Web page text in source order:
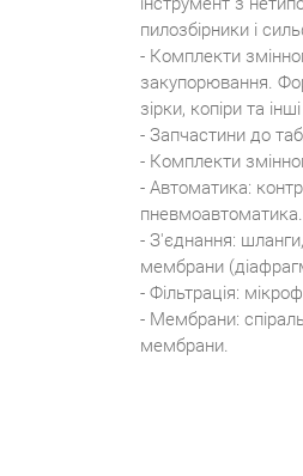
пилозбірники і
- Комплекти
закупорювання.
зірки, копіри та
- Запчастини до
- Комплекти
- Автоматика:
пневмоавтоматика.
- З'єднання:
мембрани
- Фільтрація:
- Мембрани:
мембрани.